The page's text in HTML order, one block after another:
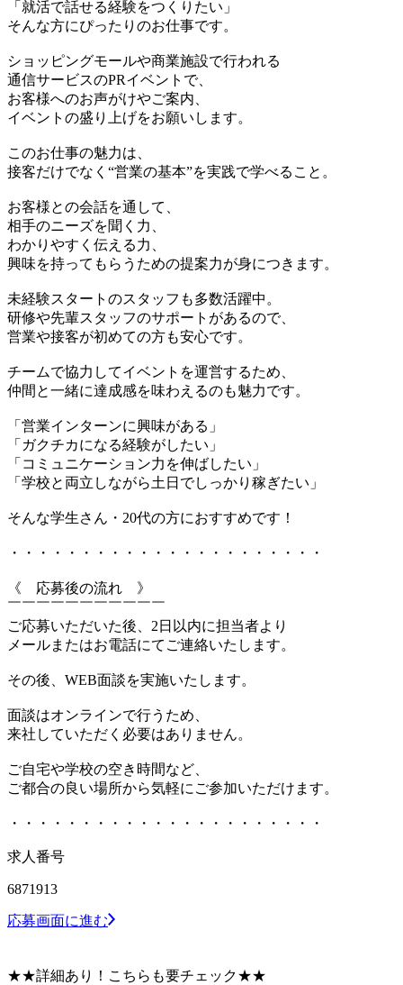
「就活で話せる経験をつくりたい」
そんな方にぴったりのお仕事です。
ショッピングモールや商業施設で行われる
通信サービスのPRイベントで、
お客様へのお声がけやご案内、
イベントの盛り上げをお願いします。
このお仕事の魅力は、
接客だけでなく“営業の基本”を実践で学べること。
お客様との会話を通して、
相手のニーズを聞く力、
わかりやすく伝える力、
興味を持ってもらうための提案力が身につきます。
未経験スタートのスタッフも多数活躍中。
研修や先輩スタッフのサポートがあるので、
営業や接客が初めての方も安心です。
チームで協力してイベントを運営するため、
仲間と一緒に達成感を味わえるのも魅力です。
「営業インターンに興味がある」
「ガクチカになる経験がしたい」
「コミュニケーション力を伸ばしたい」
「学校と両立しながら土日でしっかり稼ぎたい」
そんな学生さん・20代の方におすすめです！
・・・・・・・・・・・・・・・・・・・・・・
《 応募後の流れ 》
￣￣￣￣￣￣￣￣￣￣￣
ご応募いただいた後、2日以内に担当者より
メールまたはお電話にてご連絡いたします。
その後、WEB面談を実施いたします。
面談はオンラインで行うため、
来社していただく必要はありません。
ご自宅や学校の空き時間など、
ご都合の良い場所から気軽にご参加いただけます。
・・・・・・・・・・・・・・・・・・・・・・
求人番号
6871913
応募画面に進む
★★詳細あり！こちらも要チェック★★